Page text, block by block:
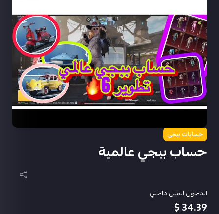
حسابات ببجي
حساب ببجي عالمية
الدخول ايميل داخلي
34.39 $